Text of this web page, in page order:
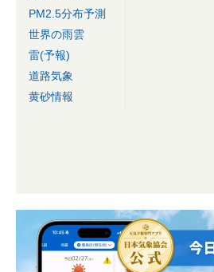
PM2.5分布予測
世界の雨雲
雷(予報)
道路気象
黄砂情報